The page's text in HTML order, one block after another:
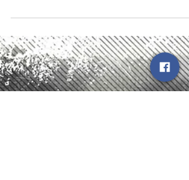
Il Nola 1925 annuncia di aver ingaggiato 5
calciatori nati tra il 2002 e il 2006 per il
prossimo campionato di Eccellenza
Campania. Si...